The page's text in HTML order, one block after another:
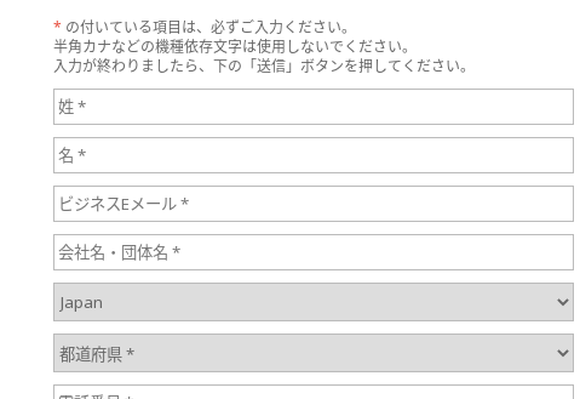
* の付いている項目は、必ずご入力ください。
半角カナなどの機種依存文字は使用しないでください。
入力が終わりましたら、下の「送信」ボタンを押してください。